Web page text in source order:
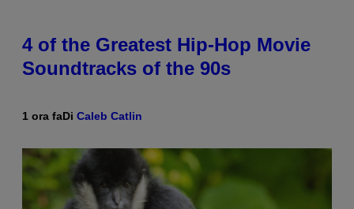
4 of the Greatest Hip-Hop Movie
Soundtracks of the 90s
1 ora faDi Caleb Catlin